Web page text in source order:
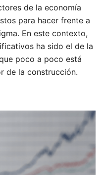
de la economía
para hacer frente a
En este contexto,
ha sido el de la
poco a poco está
de la construcción.